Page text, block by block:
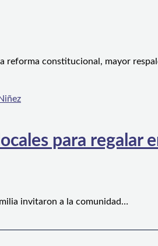
reforma constitucional, mayor
para regalar
invitaron a la comunidad…